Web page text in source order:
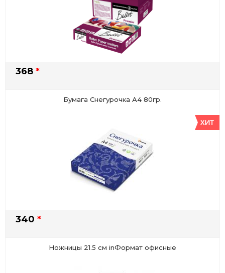
368 *
Бумага Снегурочка А4 80гр.
340 *
Ножницы 21.5 см inФормат офисные